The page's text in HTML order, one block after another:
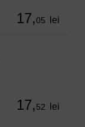
17,05 lei
17,52 lei